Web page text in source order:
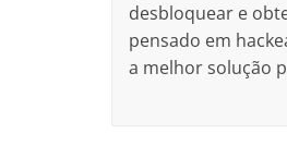
desbloquear e
pensado em
a melhor solução